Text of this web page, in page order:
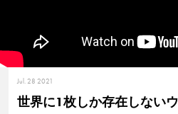
Jul. 28 2021
世界に1枚しか存在しない